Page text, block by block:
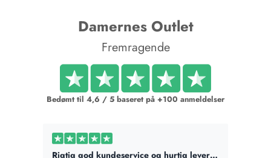
Damernes Outlet
Fremragende
Bedømt til 4,6 / 5 baseret på +100 anmeldelser
Rigtig god kundeservice og hurtig levering